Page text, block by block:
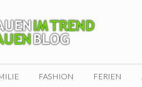
FASHION FERIEN